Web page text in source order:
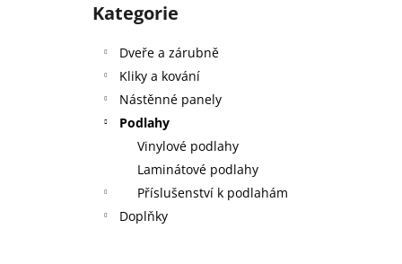
Přeskočit
kategorie
Kategorie
Dveře a zárubně
Kliky a kování
Nástěnné panely
Podlahy
Vinylové podlahy
Laminátové podlahy
Příslušenství k podlahám
Doplňky